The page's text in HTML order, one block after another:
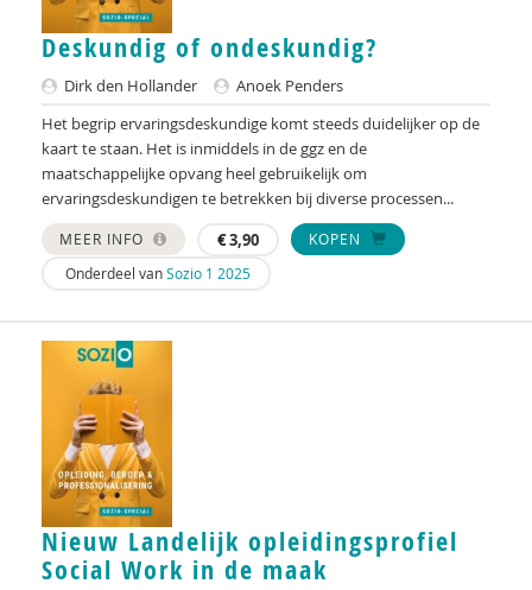
Simone Boogaarts
Marijke Booijink
Martijn Bool
Imke Boonen
Imke Boonen
Nanne Boonstra
Rick Borkent
Jacqueline Bosker
Willem Bosveld
Kees Both
Ike Bouma
Deskundig of ondeskundig?
Dirk den Hollander
Anoek Penders
Het begrip ervaringsdeskundige komt steeds duidelijker op de
kaart te staan. Het is inmiddels in de ggz en de
maatschappelijke opvang heel gebruikelijk om
ervaringsdeskundigen te betrekken bij diverse processen...
MEER INFO €3,90
KOPEN
Onderdeel vanSozio 1 2025
Nieuw Landelijk opleidingsprofiel
Social Work in de maak